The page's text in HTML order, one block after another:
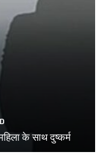
के साथ दुष्कर्म